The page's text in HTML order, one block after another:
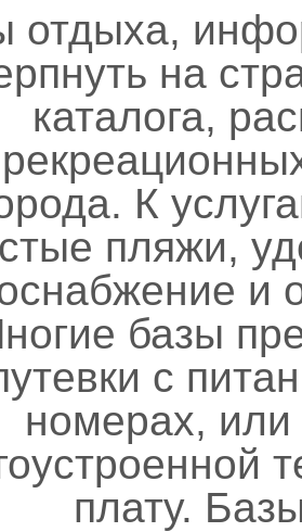
отдыха,
на
каталога,
К
пляжи,
и
базы
с
номерах,
плату.